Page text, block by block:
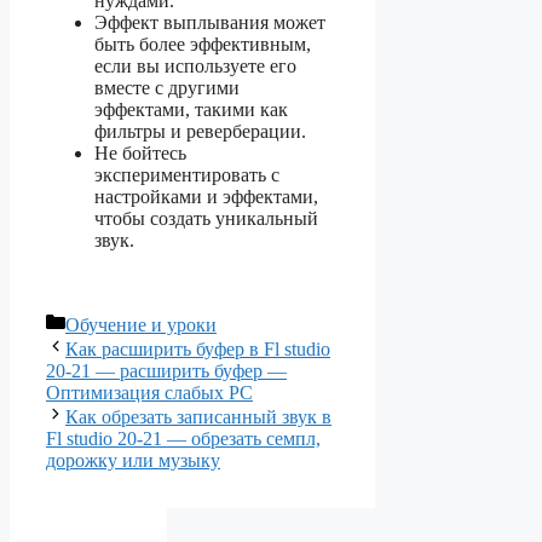
Эффект выплывания может
быть более эффективным,
если вы используете его
вместе с другими
эффектами, такими как
фильтры и реверберации.
Не бойтесь
экспериментировать с
настройками и эффектами,
чтобы создать уникальный
звук.
Рубрики
Обучение и уроки
Как расширить буфер в Fl studio
20-21 — расширить буфер —
Оптимизация слабых PC
Как обрезать записанный звук в
Fl studio 20-21 — обрезать семпл,
дорожку или музыку